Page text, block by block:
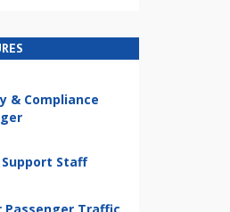
& Compliance
Support Staff